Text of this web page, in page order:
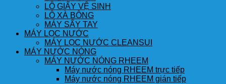
LÔ GIẤY VỆ SINH
LÔ XÀ BÔNG
MÁY SẤY TAY
MÁY LỌC NƯỚC
MÁY LỌC NƯỚC CLEANSUI
MÁY NƯỚC NÓNG
MÁY NƯỚC NÓNG RHEEM
Máy nước nóng RHEEM trực tiếp
Máy nước nóng RHEEM gián tiếp